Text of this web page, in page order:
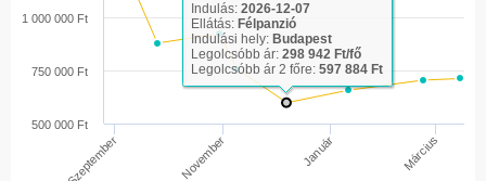
Szeptember November Január Március
500 000 Ft
750 000 Ft
1 000 000 Ft
Indulás: 2026-12-07
Ellátás: Félpanzió
Indulási hely: Budapest
Legolcsóbb ár: 298 942 Ft/fő
Legolcsóbb ár 2 főre: 597 884 Ft